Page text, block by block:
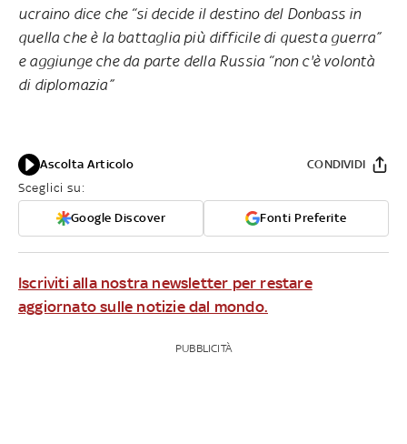
ucraino dice che “si decide il destino del Donbass in
quella che è la battaglia più difficile di questa guerra”
e aggiunge che da parte della Russia “non c'è volontà
di diplomazia”
Ascolta Articolo
Sceglici su:
Google Discover Fonti Preferite
CONDIVIDI
Iscriviti alla nostra newsletter per restare
aggiornato sulle notizie dal mondo.
PUBBLICITÀ